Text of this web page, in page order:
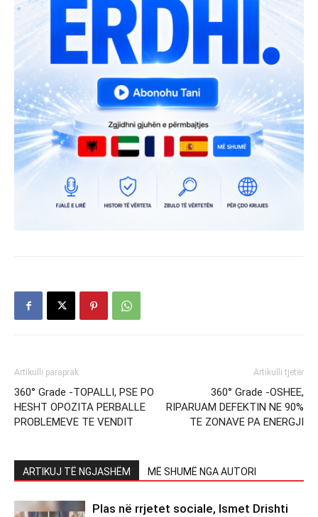
Artikulli paraprak
360° Grade -TOPALLI, PSE PO
HESHT OPOZITA PERBALLE
PROBLEMEVE TE VENDIT
Artikulli tjetër
360° Grade -OSHEE,
RIPARUAM DEFEKTIN NE 90%
TE ZONAVE PA ENERGJI
ARTIKUJ TË NGJASHËM MË SHUMË NGA AUTORI
Plas në rrjetet sociale, Ismet Drishti